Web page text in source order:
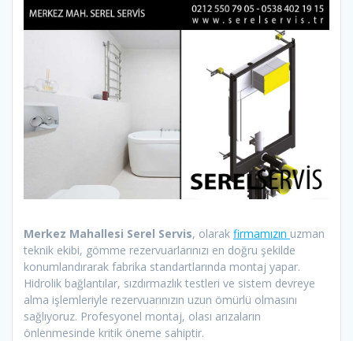
Merkez Mahallesi Serel Servis, olarak firmamızın uzman
teknik ekibi, gömme rezervuarlarınızı en doğru şekilde
konumlandırarak fabrika standartlarında montaj yapar.
Hidrolik bağlantılar, sızdırmazlık testleri ve sistem devreye
alma işlemleriyle rezervuarınızın uzun ömürlü olmasını
sağlıyoruz. Profesyonel montaj, olası arızaların
önlenmesinde kritik öneme sahiptir.